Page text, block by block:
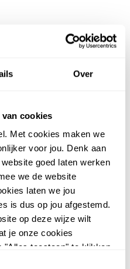
Over
cookies
Met cookies maken we
voor jou. Denk aan
goed laten werken
we de website
laten we jou
is dus op jou afgestemd.
op deze wijze wilt
je onze cookies
toestaan" te klikken.